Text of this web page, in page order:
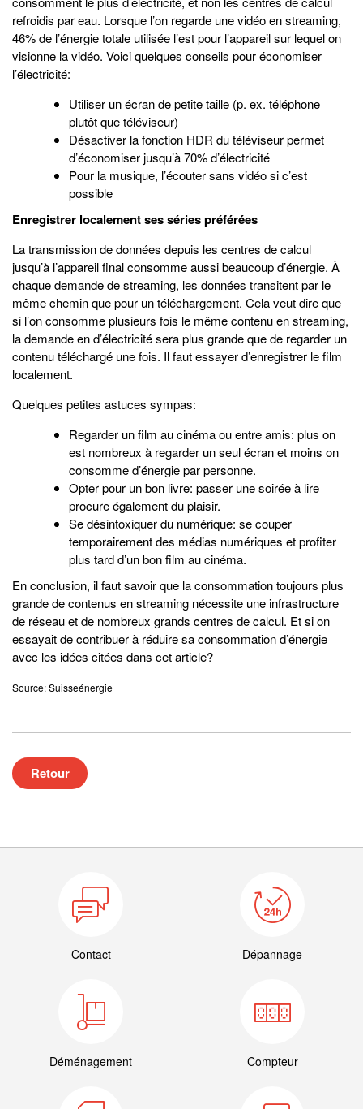
refroidis par eau. Lorsque l’on regarde une vidéo en streaming,
46% de l’énergie totale utilisée l’est pour l’appareil sur lequel on
visionne la vidéo. Voici quelques conseils pour économiser
l’électricité:
Utiliser un écran de petite taille (p. ex. téléphone
plutôt que téléviseur)
Désactiver la fonction HDR du téléviseur permet
d’économiser jusqu’à 70% d’électricité
Pour la musique, l’écouter sans vidéo si c’est
possible
Enregistrer localement ses séries préférées
La transmission de données depuis les centres de calcul
jusqu’à l’appareil final consomme aussi beaucoup d’énergie. À
chaque demande de streaming, les données transitent par le
même chemin que pour un téléchargement. Cela veut dire que
si l’on consomme plusieurs fois le même contenu en streaming,
la demande en d’électricité sera plus grande que de regarder un
contenu téléchargé une fois. Il faut essayer d’enregistrer le film
localement.
Quelques petites astuces sympas:
Regarder un film au cinéma ou entre amis: plus on
est nombreux à regarder un seul écran et moins on
consomme d’énergie par personne.
Opter pour un bon livre: passer une soirée à lire
procure également du plaisir.
Se désintoxiquer du numérique: se couper
temporairement des médias numériques et profiter
plus tard d’un bon film au cinéma.
En conclusion, il faut savoir que la consommation toujours plus
grande de contenus en streaming nécessite une infrastructure
de réseau et de nombreux grands centres de calcul. Et si on
essayait de contribuer à réduire sa consommation d’énergie
avec les idées citées dans cet article?
Source: Suisseénergie
Retour
Contact Dépannage
Déménagement Compteur